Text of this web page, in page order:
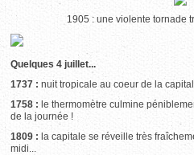
1905 : une violente tornade
Quelques 4 juillet...
1737 :nuit tropicale au coeur de la
1758 : le thermomètre culmine
de la journée !
1809 : la capitale se réveille très
midi...